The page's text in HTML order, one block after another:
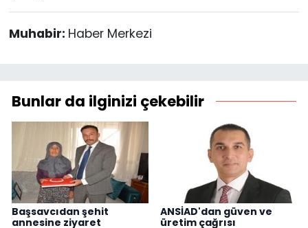
Muhabir: Haber Merkezi
Bunlar da ilginizi çekebilir
Başsavcıdan şehit
annesine ziyaret
ANSİAD'dan güven ve
üretim çağrısı